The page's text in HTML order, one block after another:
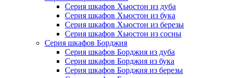
Серия шкафов Хьюстон из дуба
Серия шкафов Хьюстон из бука
Серия шкафов Хьюстон из березы
Серия шкафов Хьюстон из сосны
Серия шкафов Борджия
Серия шкафов Борджия из дуба
Серия шкафов Борджия из бука
Серия шкафов Борджия из березы